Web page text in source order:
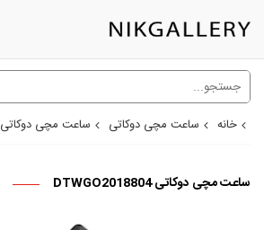
خانه ساعت مچی دوکاتی ساعت مچی دوکاتی DTWGO2018804
ساعت مچی دوکاتی DTWGO2018804